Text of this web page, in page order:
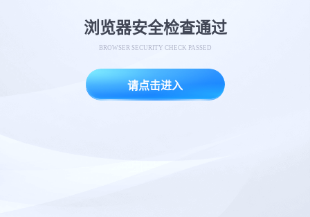
浏览器安全检查通过
BROWSER SECURITY CHECK PASSED
请点击进入